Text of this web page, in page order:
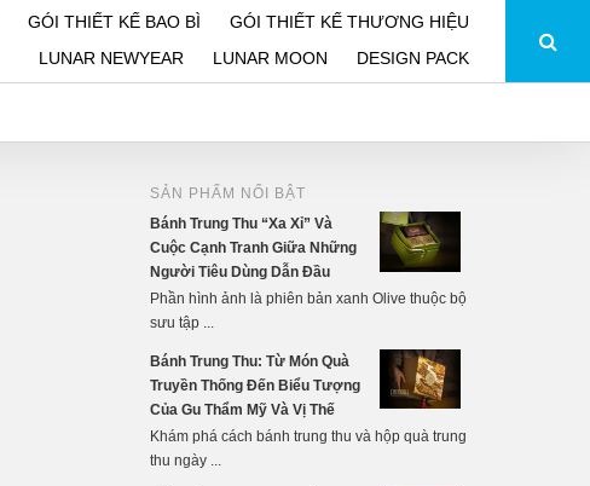
GÓI THIẾT KẾ BAO BÌ
GÓI THIẾT KẾ THƯƠNG HIỆU
LUNAR NEWYEAR
LUNAR MOON DESIGN PACK
SẢN PHẨM NỔI BẬT
Bánh Trung Thu “Xa Xỉ” Và
Cuộc Cạnh Tranh Giữa Những
Người Tiêu Dùng Dẫn Đầu
Phần hình ảnh là phiên bản xanh Olive thuộc bộ
sưu tập ...
Bánh Trung Thu: Từ Món Quà
Truyền Thống Đến Biểu Tượng
Của Gu Thẩm Mỹ Và Vị Thế
Khám phá cách bánh trung thu và hộp quà trung
thu ngày ...